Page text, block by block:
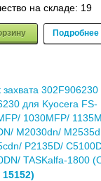
на складе: 19
Подробнее
захвата 302F906230 |
для Kyocera FS-
1030MFP/
M2030dn/
P2135D/
TASKalfa-1800
15152)